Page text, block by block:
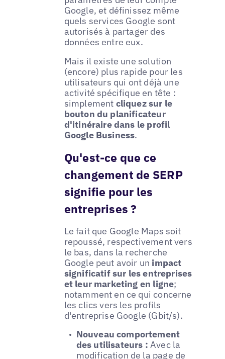
Google, et définissez même
quels services Google sont
autorisés à partager des
données entre eux.
Mais il existe une solution
(encore) plus rapide pour les
utilisateurs qui ont déjà une
activité spécifique en tête :
simplement cliquez sur le
bouton du planificateur
d'itinéraire dans le profil
Google Business.
Qu'est-ce que ce
changement de SERP
signifie pour les
entreprises ?
Le fait que Google Maps soit
repoussé, respectivement vers
le bas, dans la recherche
Google peut avoir un impact
significatif sur les entreprises
et leur marketing en ligne;
notamment en ce qui concerne
les clics vers les profils
d'entreprise Google (Gbit/s).
Nouveau comportement
des utilisateurs : Avec la
modification de la page de